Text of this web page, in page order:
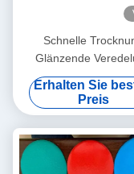
Schnelle
Glänzende
Thermoplastfarbe
Erhalten Sie
Preis